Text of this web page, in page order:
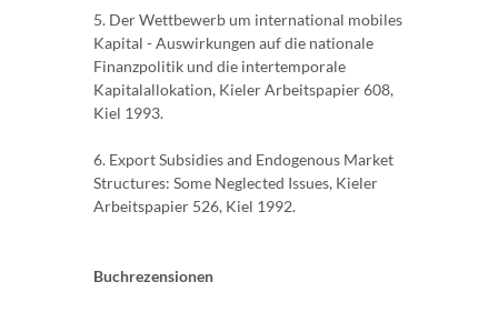
5. Der Wettbewerb um international mobiles
Kapital - Auswirkungen auf die nationale
Finanzpolitik und die intertemporale
Kapitalallokation, Kieler Arbeitspapier 608,
Kiel 1993.
6. Export Subsidies and Endogenous Market
Structures: Some Neglected Issues, Kieler
Arbeitspapier 526, Kiel 1992.
Buchrezensionen